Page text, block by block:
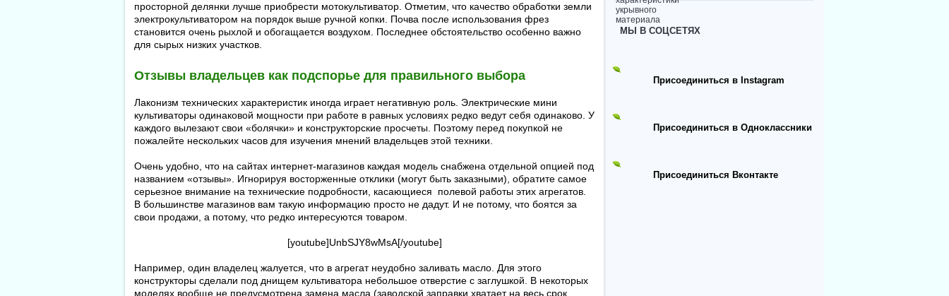
просторной делянки лучше приобрести мотокультиватор. Отметим, что качество обработки земли
электрокультиватором на порядок выше ручной копки. Почва после использования фрез
становится очень рыхлой и обогащается воздухом. Последнее обстоятельство особенно важно
для сырых низких участков.
Отзывы владельцев как подспорье для правильного выбора
Лаконизм технических характеристик иногда играет негативную роль. Электрические мини
культиваторы одинаковой мощности при работе в равных условиях редко ведут себя одинаково. У
каждого вылезают свои «болячки» и конструкторские просчеты. Поэтому перед покупкой не
пожалейте нескольких часов для изучения мнений владельцев этой техники.
Очень удобно, что на сайтах интернет-магазинов каждая модель снабжена отдельной опцией под
названием «отзывы». Игнорируя восторженные отклики (могут быть заказными), обратите самое
серьезное внимание на технические подробности, касающиеся полевой работы этих агрегатов.
В большинстве магазинов вам такую информацию просто не дадут. И не потому, что боятся за
свои продажи, а потому, что редко интересуются товаром.
[youtube]UnbSJY8wMsA[/youtube]
Например, один владелец жалуется, что в агрегат неудобно заливать масло. Для этого
конструкторы сделали под днищем культиватора небольшое отверстие с заглушкой. В некоторых
моделях вообще не предусмотрена замена масла (заводской заправки хватает на весь срок
МЫ В СОЦСЕТЯХ
Присоединиться в Instagram
Присоединиться в Одноклассники
Присоединиться Вконтакте